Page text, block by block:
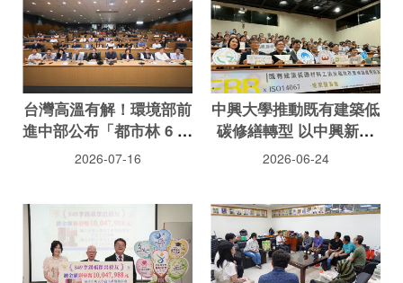
師兼行政助理蒞院
台灣高溫有解！環境部前
進中部公布「都市林 6 大
治理重點」：導入樹保制
2026-07-16
中興大學推動既有建築低
碳修繕轉型 以中興新村
實證案例精進老宅延壽與
2026-06-24